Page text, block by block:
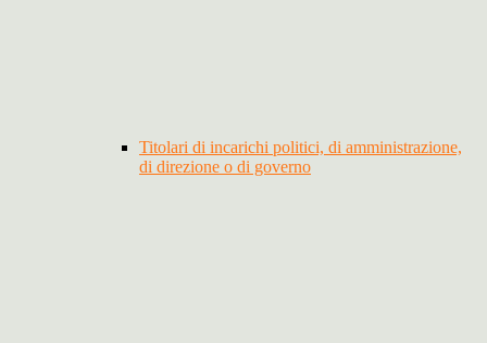
Titolari di incarichi politici, di amministrazione,
di direzione o di governo